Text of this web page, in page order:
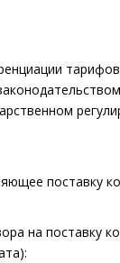
тарифов
поставку
на поставку